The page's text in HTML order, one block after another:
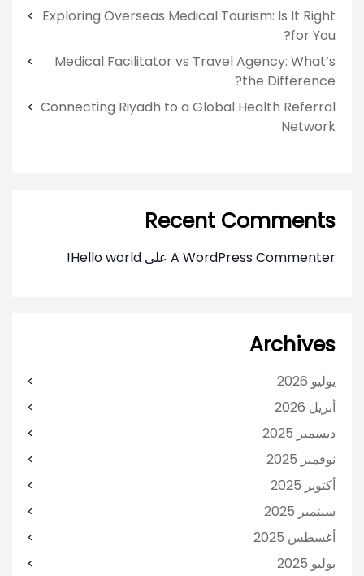
Exploring Overseas Medical Tourism: Is It Right
for You?
Medical Facilitator vs Travel Agency: What’s
the Difference?
Connecting Riyadh to a Global Health Referral
Network
Recent Comments
A WordPress Commenter على Hello world!
Archives
يوليو 2026
أبريل 2026
ديسمبر 2025
نوفمبر 2025
أكتوبر 2025
سبتمبر 2025
أغسطس 2025
يوليو 2025